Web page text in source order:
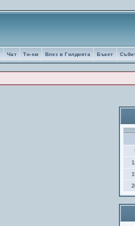
Бъкет
Влез в Гилдията
Tн-sм
Чат